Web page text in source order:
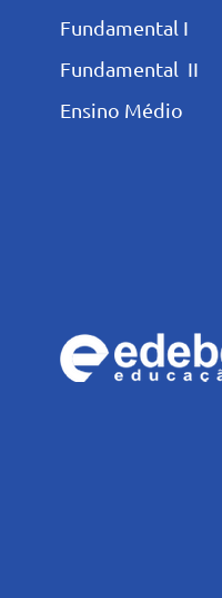
Fundamental I
Fundamental II
Ensino Médio